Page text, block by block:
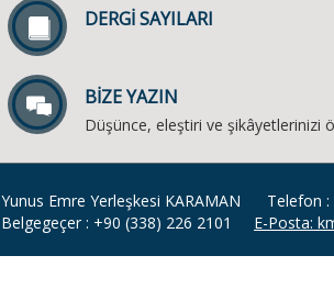
DERGİ SAYILARI
BİZE YAZIN
Düşünce, eleştiri ve şikâyetlerinizi
Yunus Emre Yerleşkesi KARAMAN
Belgegeçer : +90 (338) 226 2101 E-Posta: